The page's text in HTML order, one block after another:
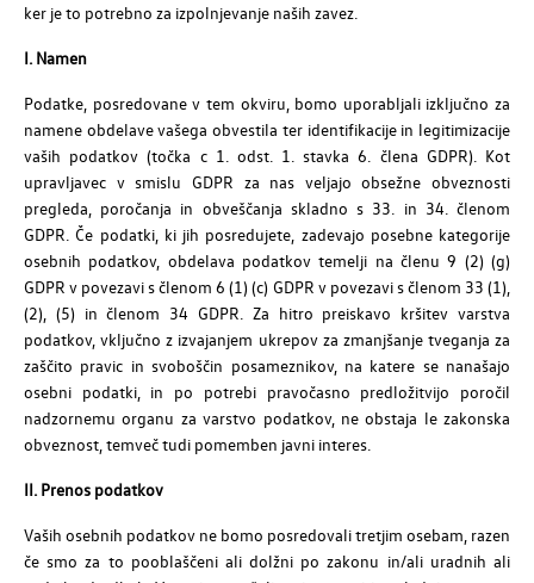
ker je to potrebno za izpolnjevanje naših zavez.
I. Namen
Podatke, posredovane v tem okviru, bomo uporabljali izključno za
namene obdelave vašega obvestila ter identifikacije in legitimizacije
vaših podatkov (točka c 1. odst. 1. stavka 6. člena GDPR). Kot
upravljavec v smislu GDPR za nas veljajo obsežne obveznosti
pregleda, poročanja in obveščanja skladno s 33. in 34. členom
GDPR. Če podatki, ki jih posredujete, zadevajo posebne kategorije
osebnih podatkov, obdelava podatkov temelji na členu 9 (2) (g)
GDPR v povezavi s členom 6 (1) (c) GDPR v povezavi s členom 33 (1),
(2), (5) in členom 34 GDPR. Za hitro preiskavo kršitev varstva
podatkov, vključno z izvajanjem ukrepov za zmanjšanje tveganja za
zaščito pravic in svoboščin posameznikov, na katere se nanašajo
osebni podatki, in po potrebi pravočasno predložitvijo poročil
nadzornemu organu za varstvo podatkov, ne obstaja le zakonska
obveznost, temveč tudi pomemben javni interes.
II. Prenos podatkov
Vaših osebnih podatkov ne bomo posredovali tretjim osebam, razen
če smo za to pooblaščeni ali dolžni po zakonu in/ali uradnih ali